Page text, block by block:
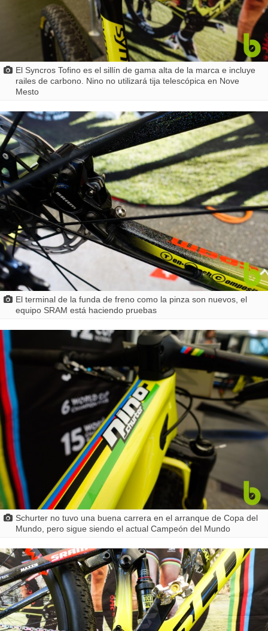
El Syncros Tofino es el sillín de gama alta de la marca e incluye
railes de carbono. Nino no utilizará tija telescópica en Nove
Mesto
El terminal de la funda de freno como la pinza son nuevos, el
equipo SRAM está haciendo pruebas
Schurter no tuvo una buena carrera en el arranque de Copa del
Mundo, pero sigue siendo el actual Campeón del Mundo